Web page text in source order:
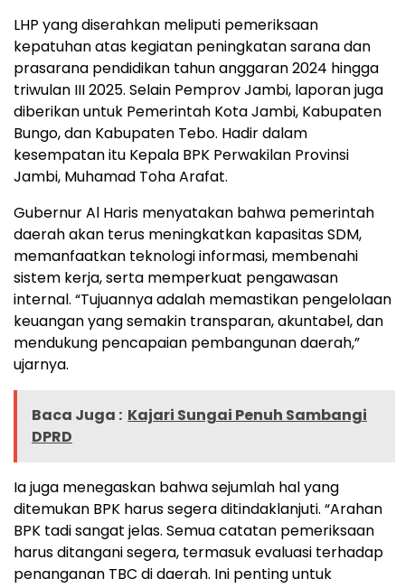
LHP yang diserahkan meliputi pemeriksaan
kepatuhan atas kegiatan peningkatan sarana dan
prasarana pendidikan tahun anggaran 2024 hingga
triwulan III 2025. Selain Pemprov Jambi, laporan juga
diberikan untuk Pemerintah Kota Jambi, Kabupaten
Bungo, dan Kabupaten Tebo. Hadir dalam
kesempatan itu Kepala BPK Perwakilan Provinsi
Jambi, Muhamad Toha Arafat.
Gubernur Al Haris menyatakan bahwa pemerintah
daerah akan terus meningkatkan kapasitas SDM,
memanfaatkan teknologi informasi, membenahi
sistem kerja, serta memperkuat pengawasan
internal. “Tujuannya adalah memastikan pengelolaan
keuangan yang semakin transparan, akuntabel, dan
mendukung pencapaian pembangunan daerah,”
ujarnya.
Baca Juga : Kajari Sungai Penuh Sambangi
DPRD
Ia juga menegaskan bahwa sejumlah hal yang
ditemukan BPK harus segera ditindaklanjuti. “Arahan
BPK tadi sangat jelas. Semua catatan pemeriksaan
harus ditangani segera, termasuk evaluasi terhadap
penanganan TBC di daerah. Ini penting untuk